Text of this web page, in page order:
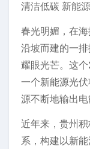
清洁低碳 新能
春光明媚，在
沿坡而建的一
耀眼光芒。这
一个新能源光
源不断地输出电
近年来，贵州
系，构建以新